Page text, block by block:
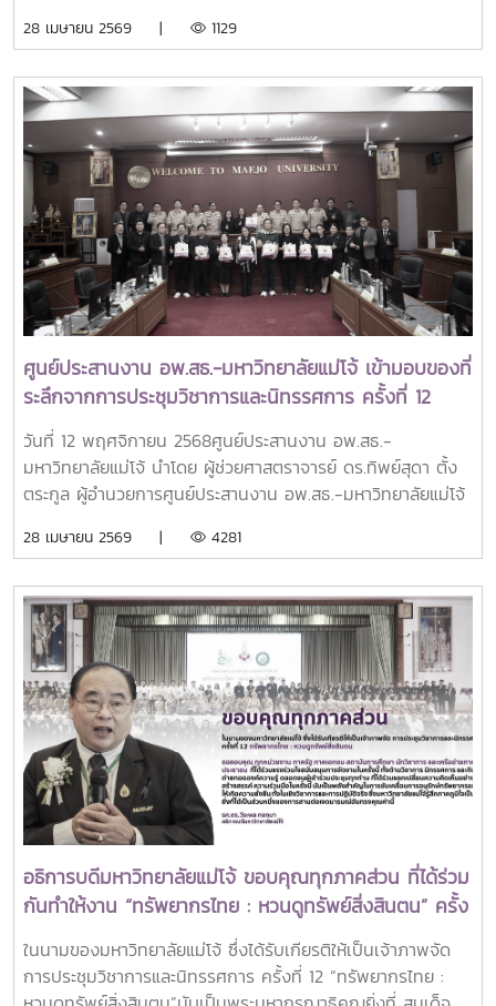
ศูนย์ประสานงาน อพ.สธ.-มหาวิทยาลัยแม่โจ้ ได้มอบของที่ระลึก
หวนดูทรัพย์สิ่งสินตน แทนคำขอบคุณ สำหรับคณะทำงาน ของ
มหาวิทยาลัยแม่โจ้ ที่ร่วมแรงร่วมใจทำให้งานบรรลุเป้าหมาย และ
ผ่านไปได้อย่างลุล่วงด้วยดีณ มหาวิทยาลัยแม่โจ้ จังหวัดเชียงใหม่
28 เมษายน 2569 | 1129
ศูนย์ประสานงาน อพ.สธ.-มหาวิทยาลัยแม่โจ้ เข้ามอบของที่
ระลึกจากการประชุมวิชาการและนิทรรศการ ครั้งที่ 12
“ทรัพยากรไทย : หวนดูทรัพย์สิ่งสินตน” เพื่อแสดงความ
ขอบคุณต่อคณะกรรมการดำเนินงาน
วันที่ 12 พฤศจิกายน 2568ศูนย์ประสานงาน อพ.สธ.-
มหาวิทยาลัยแม่โจ้ นำโดย ผู้ช่วยศาสตราจารย์ ดร.ทิพย์สุดา ตั้ง
ตระกูล ผู้อำนวยการศูนย์ประสานงาน อพ.สธ.-มหาวิทยาลัยแม่โจ้
ศูนย์ฯ ได้มอบของที่ระลึกจากการประชุมวิชาการและนิทรรศการ
ความขอบคุณต่อคณะกรรมการดำเนินงานทุกท่าน ที่ได้ร่วมแรง
ร่วมใจดำเนินงานจนสำเร็จลุล่วงไปด้วยดีในการนี้ ได้รับเกียรติ
จาก รองศาสตราจารย์ ดร.วีระพล ทองมา อธิการบดี
มหาวิทยาลัยแม่โจ้ เป็นผู้รับมอบของที่ระลึก
28 เมษายน 2569 | 4281
อธิการบดีมหาวิทยาลัยแม่โจ้ ขอบคุณทุกภาคส่วน ที่ได้ร่วม
กันทำให้งาน “ทรัพยากรไทย : หวนดูทรัพย์สิ่งสินตน” ครั้ง
ที่ 12 สำเร็จลุล่วงไปด้วยดี
ในนามของมหาวิทยาลัยแม่โจ้ ซึ่งได้รับเกียรติให้เป็นเจ้าภาพจัด
การประชุมวิชาการและนิทรรศการ ครั้งที่ 12 “ทรัพยากรไทย :